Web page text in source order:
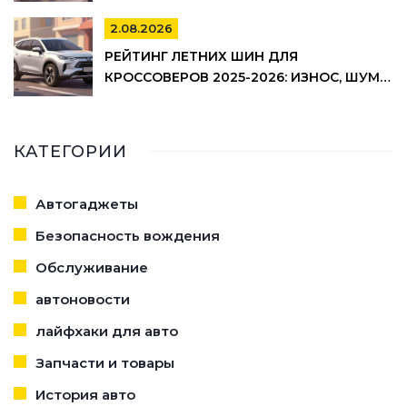
2.08.2026
РЕЙТИНГ ЛЕТНИХ ШИН ДЛЯ
КРОССОВЕРОВ 2025-2026: ИЗНОС, ШУМ И
КАТЕГОРИИ
Автогаджеты
Безопасность вождения
Обслуживание
автоновости
лайфхаки для авто
Запчасти и товары
История авто